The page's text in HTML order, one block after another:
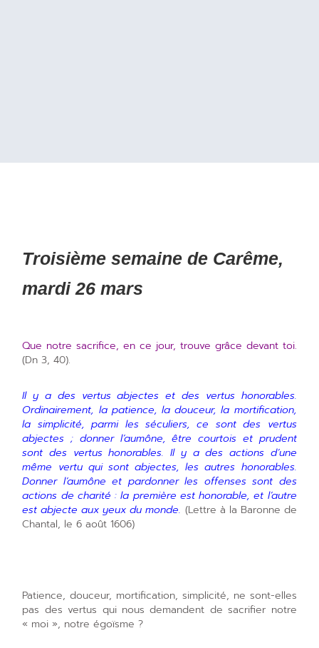
Troisième semaine de Carême,
mardi 26 mars
Que notre sacrifice, en ce jour, trouve grâce devant toi.
(Dn 3, 40).
Il y a des vertus abjectes et des vertus honorables.
Ordinairement, la patience, la douceur, la mortification,
la simplicité, parmi les séculiers, ce sont des vertus
abjectes ; donner l’aumône, être courtois et prudent
sont des vertus honorables. Il y a des actions d’une
même vertu qui sont abjectes, les autres honorables.
Donner l’aumône et pardonner les offenses sont des
actions de charité : la première est honorable, et l’autre
est abjecte aux yeux du monde. (Lettre à la Baronne de
Chantal, le 6 août 1606)
Patience, douceur, mortification, simplicité, ne sont-elles
pas des vertus qui nous demandent de sacrifier notre
« moi », notre égoïsme ?